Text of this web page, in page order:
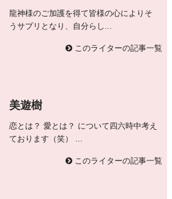
龍神様のご加護を得て皆様の心によりそ
うサプリとなり、自分らし...
このライターの記事一覧
美遊樹
恋とは？ 愛とは？ について四六時中考え
ております（笑） ...
このライターの記事一覧